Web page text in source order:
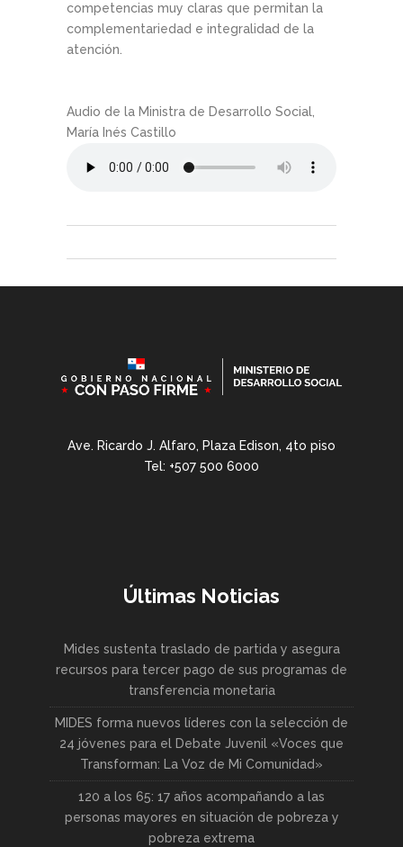
competencias muy claras que permitan la
complementariedad e integralidad de la
atención.
Audio de la Ministra de Desarrollo Social,
María Inés Castillo
Ave. Ricardo J. Alfaro, Plaza Edison, 4to piso
Tel: +507 500 6000
Últimas Noticias
Mides sustenta traslado de partida y asegura
recursos para tercer pago de sus programas de
transferencia monetaria
MIDES forma nuevos líderes con la selección de
24 jóvenes para el Debate Juvenil «Voces que
Transforman: La Voz de Mi Comunidad»
120 a los 65: 17 años acompañando a las
personas mayores en situación de pobreza y
pobreza extrema